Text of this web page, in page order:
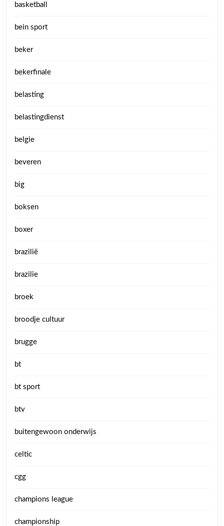
basketball
bein sport
beker
bekerfinale
belasting
belastingdienst
belgie
beveren
big
boksen
boxer
brazilië
brazilie
broek
broodje cultuur
brugge
bt
bt sport
btv
buitengewoon onderwijs
celtic
cgg
champions league
championship